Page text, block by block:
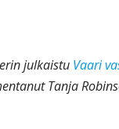
julkaistu Vaari
Tanja